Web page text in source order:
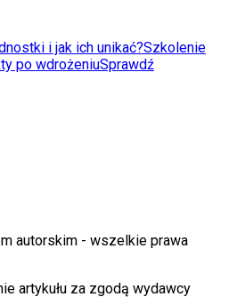
i jak ich unikać?Szkolenie
po wdrożeniuSprawdź
autorskim - wszelkie prawa
artykułu za zgodą wydawcy